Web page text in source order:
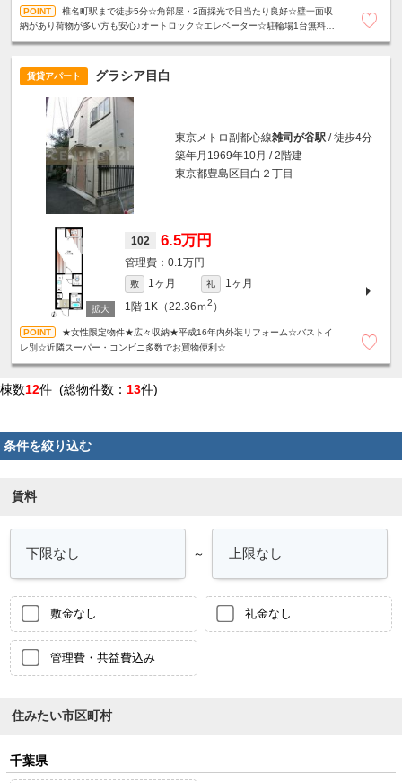
椎名町駅まで徒歩5分☆角部屋・2面採光で日当たり良好☆壁一面収
納があり荷物が多い方も安心♪オートロック☆エレベーター☆駐輪場1台無料☆
賃貸アパート グラシア目白
東京メトロ副都心線雑司が谷駅 / 徒歩4分
築年月1969年10月 / 2階建
東京都豊島区目白２丁目
102 6.5万円
0.1万円
敷 1ヶ月 礼
1ヶ月
1階 1K（22.36ｍ2 ）
★女性限定物件★広々収納★平成16年内外装リフォーム☆バストイ
レ別☆近隣スーパー・コンビニ多数でお買物便利☆
棟数12件 (総物件数： 13件)
条件を絞り込む
賃料
～
敷金なし 礼金なし
管理費・共益費込み
住みたい市区町村
千葉県